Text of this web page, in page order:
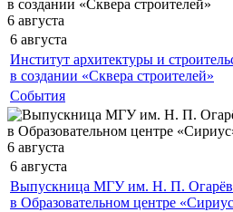
6 августа
6 августа
Институт архитектуры и
в создании «Сквера строителей»
События
6 августа
6 августа
Выпускница МГУ им. Н. П.
в Образовательном центре